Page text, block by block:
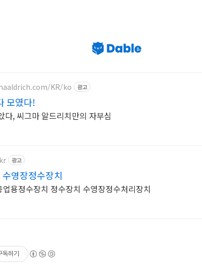
KR/ko 광고
모였다!
다, 씨그마 알드리치만의 자부심
광고
영장정수장치
용정수장치 정수장치 수영장정수처리장치
독하기